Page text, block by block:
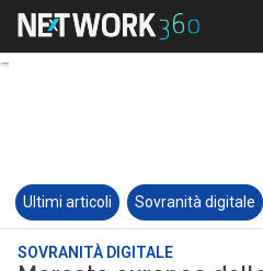
Ultimi articoli Sovranità digitale
SOVRANITÀ DIGITALE